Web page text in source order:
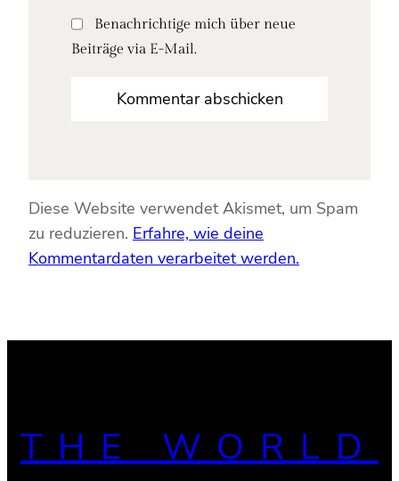
Benachrichtige mich über neue
Beiträge via E-Mail.
Diese Website verwendet Akismet, um Spam
zu reduzieren. Erfahre, wie deine
Kommentardaten verarbeitet werden.
THE WORLD